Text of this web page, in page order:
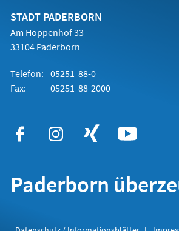
STADT PADERBORN
Am Hoppenhof 33
33104 Paderborn
Telefon: 05251 88-0
Fax:
05251 88-2000
Paderborn